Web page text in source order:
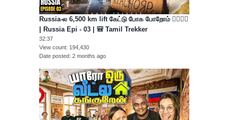
Russia-ல 6,500 km lift கேட்டு போக போறோம் 👍🏻🤷‍♂️
| Russia Epi - 03 | 🎒 Tamil Trekker
32:37
View count
194,430
Date posted 2 months ago